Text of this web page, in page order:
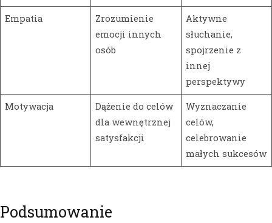
Empatia
Zrozumienie
emocji innych
osób
Aktywne
słuchanie,
spojrzenie z
innej
perspektywy
Motywacja
Dążenie do celów
dla wewnętrznej
satysfakcji
Wyznaczanie
celów,
celebrowanie
małych sukcesów
Podsumowanie